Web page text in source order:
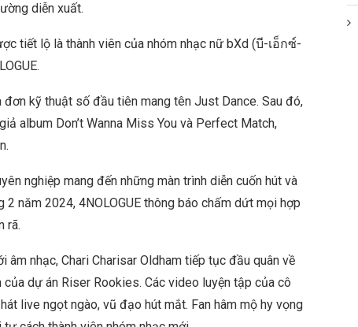
diễn xuất.
tiết lộ là thành viên của nhóm nhạc nữ bXd (บี-เอ็กซ์-
kỹ thuật số đầu tiên mang tên Just Dance. Sau đó,
album Don’t Wanna Miss You và Perfect Match,
nghiệp mang đến những màn trình diễn cuốn hút và
năm 2024, 4NOLOGUE thông báo chấm dứt mọi hợp
rã.
nhạc, Chari Charisar Oldham tiếp tục đầu quân về
dự án Riser Rookies. Các video luyện tập của cô
live ngọt ngào, vũ đạo hút mắt. Fan hâm mộ hy vọng